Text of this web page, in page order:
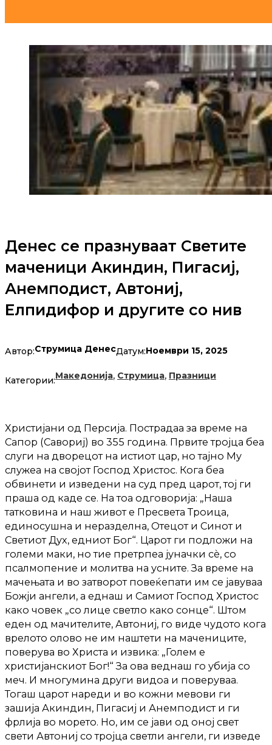
Денес се празнуваат Светите
маченици Акиндин, Пигасиј,
Анемподист, Автониј,
Елпидифор и другите со нив
Автор:Струмица ДенесДатум:Ноември 15, 2025
Категории:Македонија, Струмица, Празници
Христијани од Персија. Пострадаа за време на
Сапор (Савориј) во 355 година. Првите тројца беа
слуги на дворецот на истиот цар, но тајно Му
служеа на својот Господ Христос. Кога беа
обвинети и изведени на суд пред царот, тој ги
праша од каде се. На тоа одговорија: „Наша
татковина и наш живот е Пресвета Троица,
единосушна и неразделна, Отецот и Синот и
Светиот Дух, едниот Бог“. Царот ги подложи на
големи маки, но тие претрпеа јуначки сѐ, со
псалмопение и молитва на усните. За време на
мачењата и во затворот повеќепати им се јавуваа
Божји ангели, а еднаш и Самиот Господ Христос
како човек „со лице светло како сонце“. Штом
еден од мачителите, Автониј, го виде чудото кога
врелото олово не им наштети на мачениците,
поверува во Христа и извика: „Голем е
христијанскиот Бог!“ За ова веднаш го убија со
меч. И многумина други видоа и поверуваа.
Тогаш царот нареди и во кожни мевови ги
зашија Акиндин, Пигасиј и Анемподист и ги
фрлија во морето. Но, им се јави од оној свет
свети Автониј со тројца светли ангели, ги изведе